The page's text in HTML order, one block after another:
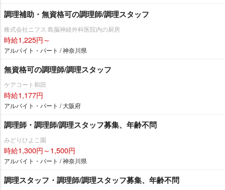
調理補助・無資格可の調理師/調理スタッフ
株式会社ニフス 島脳神経外科医院内の厨房
時給1,225円～
アルバイト・パート / 神奈川県
無資格可の調理師/調理スタッフ
ケアコート和田
時給1,177円
アルバイト・パート / 大阪府
調理師・調理師/調理スタッフ募集、年齢不問
みどりひよこ園
時給1,300円～1,500円
アルバイト・パート / 神奈川県
調理スタッフ・調理師/調理スタッフ募集、年齢不問